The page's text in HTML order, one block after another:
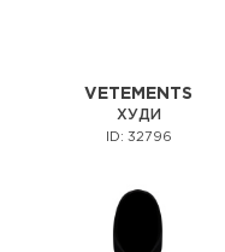
VETEMENTS
ХУДИ
ID: 32796